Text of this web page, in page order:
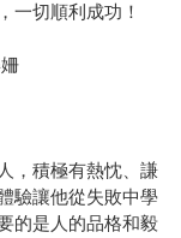
一切順利成功！
，積極有熱忱、謙
驗讓他從失敗中學
的是人的品格和毅